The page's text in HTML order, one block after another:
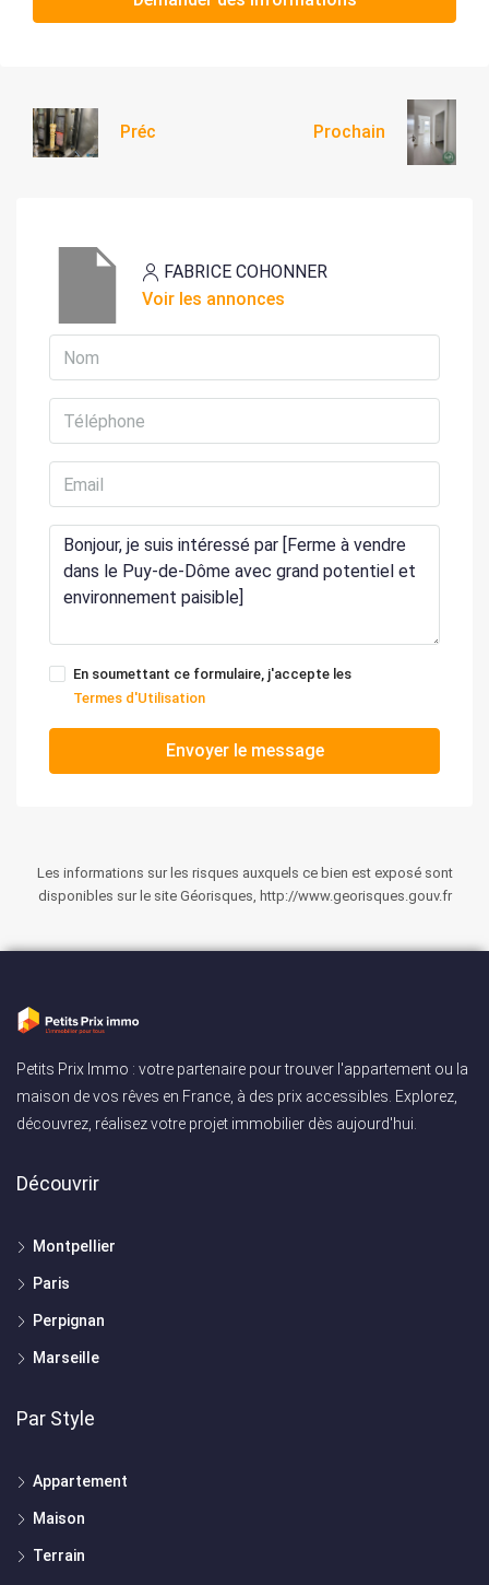
Préc Prochain
FABRICE COHONNER
Voir les annonces
En soumettant ce formulaire, j'accepte les
Termes d'Utilisation
Envoyer le message
Les informations sur les risques auxquels ce bien est exposé sont
disponibles sur le site Géorisques, http://www.georisques.gouv.fr
Petits Prix Immo : votre partenaire pour trouver l'appartement ou la
maison de vos rêves en France, à des prix accessibles. Explorez,
découvrez, réalisez votre projet immobilier dès aujourd'hui.
Découvrir
Montpellier
Paris
Perpignan
Marseille
Par Style
Appartement
Maison
Terrain